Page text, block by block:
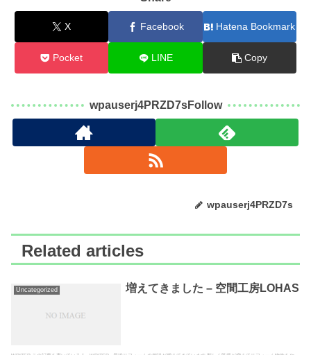
X Facebook Hatena Bookmark
Pocket LINE Copy
wpauserj4PRZD7sFollow
wpauserj4PRZD7s
Related articles
Uncategorized 増えてきました – 空間工房LOHAS